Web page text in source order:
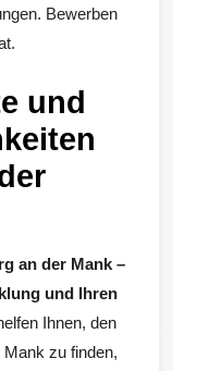
Bewerben
und
an der Mank –
und Ihren
Ihnen, den
zu finden,